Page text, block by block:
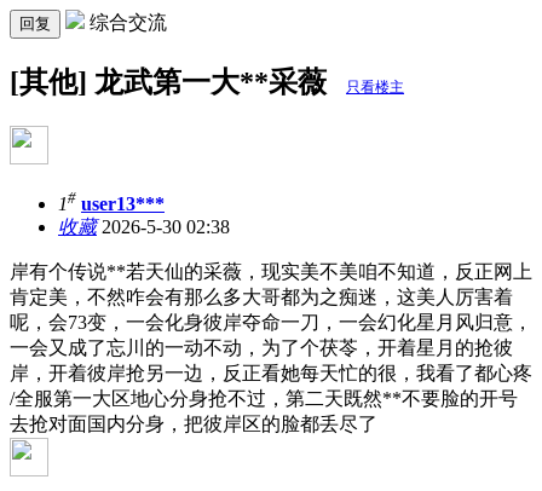
回复 综合交流
[其他] 龙武第一大**采薇 只看楼主
1# user13***
收藏2026-5-30 02:38
岸有个传说**若天仙的采薇，现实美不美咱不知道，反正网上
肯定美，不然咋会有那么多大哥都为之痴迷，这美人厉害着
呢，会73变，一会化身彼岸夺命一刀，一会幻化星月风归意，
一会又成了忘川的一动不动，为了个茯苓，开着星月的抢彼
岸，开着彼岸抢另一边，反正看她每天忙的很，我看了都心疼
/全服第一大区地心分身抢不过，第二天既然**不要脸的开号
去抢对面国内分身，把彼岸区的脸都丢尽了